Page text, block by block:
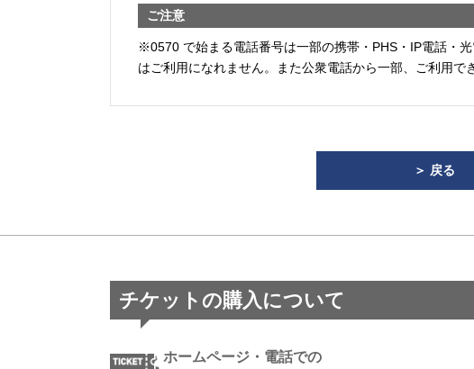
ご注意
※0570 で始まる電話番号は一部の携帯・PHS・IP電話・
はご利用になれません。また公衆電話から一部、ご利用で
＞ 戻る
チケットの購入について
ホームページ・電話での